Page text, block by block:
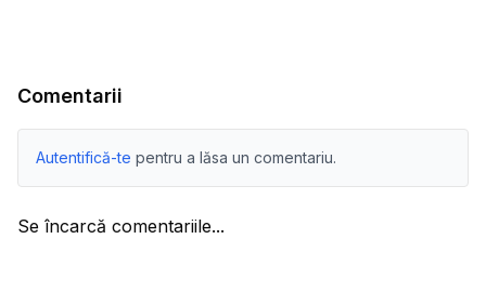
Comentarii
Autentifică-te pentru a lăsa un comentariu.
Se încarcă comentariile...